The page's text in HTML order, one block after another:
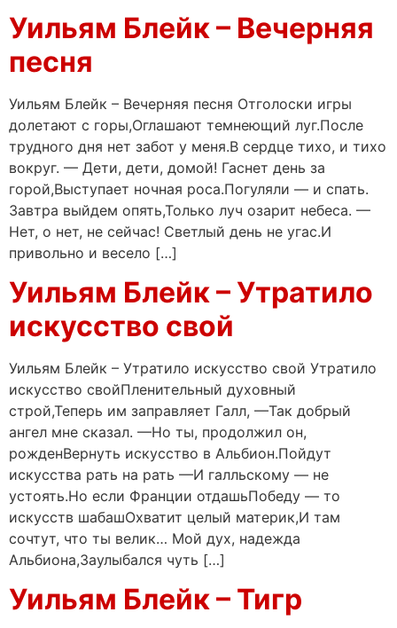
Уильям Блейк – Вечерняя
песня
Уильям Блейк – Вечерняя песня Отголоски игры
долетают с горы,Оглашают темнеющий луг.После
трудного дня нет забот у меня.В сердце тихо, и тихо
вокруг. — Дети, дети, домой! Гаснет день за
горой,Выступает ночная роса.Погуляли — и спать.
Завтра выйдем опять,Только луч озарит небеса. —
Нет, о нет, не сейчас! Светлый день не угас.И
привольно и весело […]
Уильям Блейк – Утратило
искусство свой
Уильям Блейк – Утратило искусство свой Утратило
искусство свойПленительный духовный
строй,Теперь им заправляет Галл, —Так добрый
ангел мне сказал. —Но ты, продолжил он,
рожденВернуть искусство в Альбион.Пойдут
искусства рать на рать —И галльскому — не
устоять.Но если Франции отдашьПобеду — то
искусств шабашОхватит целый материк,И там
сочтут, что ты велик… Мой дух, надежда
Альбиона,Заулыбался чуть […]
Уильям Блейк – Тигр